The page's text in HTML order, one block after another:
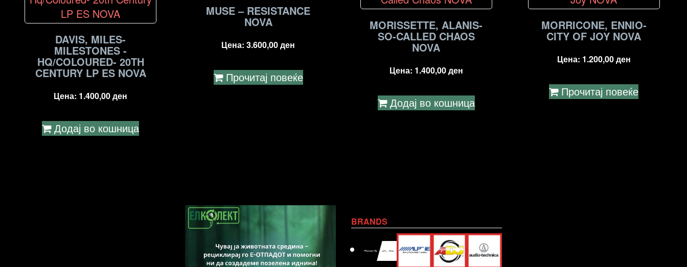
DAVIS, MILES-
MILESTONES -
HQ/COLOURED- 20TH
CENTURY LP ES NOVA
Цена: 1.400,00ден
Додај во кошница
MUSE – RESISTANCE
NOVA
Цена:3.600,00ден
Прочитај повеќе
MORISSETTE, ALANIS-
SO-CALLED CHAOS
NOVA
Цена: 1.400,00ден
Додај во кошница
MORRICONE, ENNIO-
CITY OF JOY NOVA
Цена: 1.200,00ден
Прочитај повеќе
BRANDS